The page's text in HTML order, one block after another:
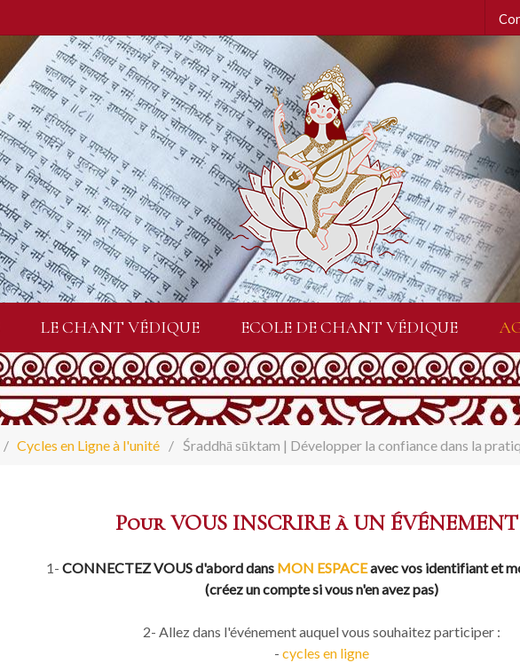
LE CHANT VÉDIQUE ECOLE DE CHANT VÉDIQUE
Cycles en Ligne à l'unité Śraddhā sūktam | Développer la confiance dans la
Pour VOUS INSCRIRE à UN
1- CONNECTEZ VOUS d'abord dans MON ESPACEavec vos identifiant et
(créez un compte si vous n'en avez pas)
2- Allez dans l'événement auquel vous souhaitez participer :
- cycles en ligne